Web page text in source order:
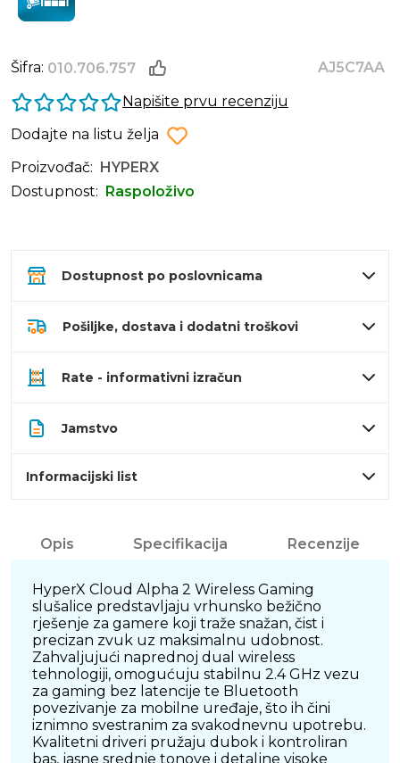
Šifra: 010.706.757
AJ5C7AA
Napišite prvu recenziju
Dodajte na listu želja
Proizvođač:
HYPERX
Dostupnost:
Raspoloživo
Dostupnost po poslovnicama
Pošiljke, dostava i dodatni troškovi
Rate - informativni izračun
Jamstvo
Informacijski list
Opis Specifikacija Recenzije
HyperX Cloud Alpha 2 Wireless Gaming
slušalice predstavljaju vrhunsko bežično
rješenje za gamere koji traže snažan, čist i
precizan zvuk uz maksimalnu udobnost.
Zahvaljujući naprednoj dual wireless
tehnologiji, omogućuju stabilnu 2.4 GHz vezu
za gaming bez latencije te Bluetooth
povezivanje za mobilne uređaje, što ih čini
iznimno svestranim za svakodnevnu upotrebu.
Kvalitetni driveri pružaju dubok i kontroliran
bas, jasne srednje tonove i detaljne visoke